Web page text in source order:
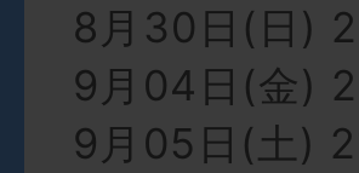
8月30日(日)
9月04日(金)
9月05日(土)